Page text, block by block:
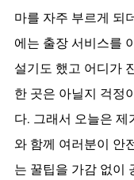
마를 자주 부르게 되
에는 출장 서비스를
설기도 했고 어디가
한 곳은 아닐지 걱정
다. 그래서 오늘은 제
와 함께 여러분이 안
는 꿀팁을 가감 없이